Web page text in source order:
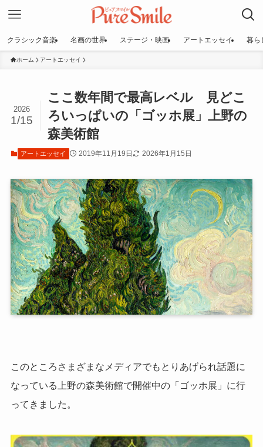
クラシック音楽 名画の世界 ステージ・映画 アートエッセイ 暮ら
ホーム アートエッセイ
ここ数年間で最高レベル 見どこ
ろいっぱいの「ゴッホ展」上野の
森美術館
2026
1/15
アートエッセイ 2019年11月19日 2026年1月15日
このところさまざまなメディアでもとりあげられ話題に
なっている上野の森美術館で開催中の「ゴッホ展」に行
ってきました。